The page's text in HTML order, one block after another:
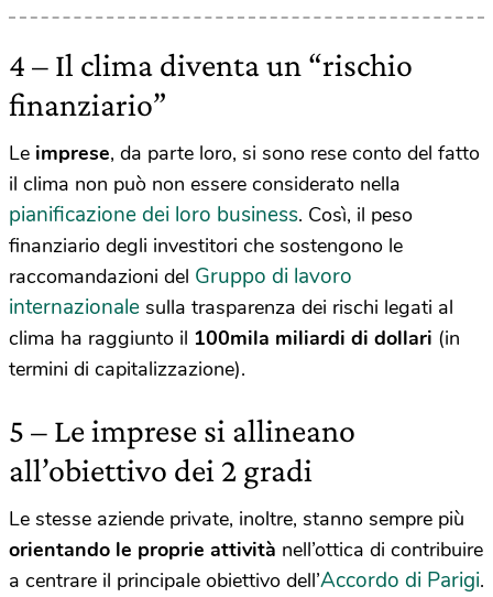
4 – Il clima diventa un “rischio
finanziario”
Le imprese, da parte loro, si sono rese conto del fatto
il clima non può non essere considerato nella
pianificazione dei loro business. Così, il peso
finanziario degli investitori che sostengono le
raccomandazioni del Gruppo di lavoro
internazionale sulla trasparenza dei rischi legati al
clima ha raggiunto il 100mila miliardi di dollari (in
termini di capitalizzazione).
5 – Le imprese si allineano
all’obiettivo dei 2 gradi
Le stesse aziende private, inoltre, stanno sempre più
orientando le proprie attività nell’ottica di contribuire
a centrare il principale obiettivo dell’Accordo di Parigi.